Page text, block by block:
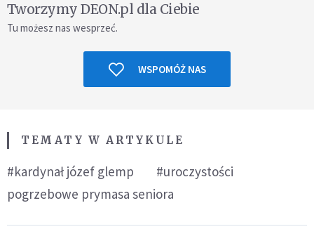
Tworzymy DEON.pl dla Ciebie
Tu możesz nas wesprzeć.
WSPOMÓŻ NAS
TEMATY W ARTYKULE
#kardynał józef glemp
#uroczystości
pogrzebowe prymasa seniora